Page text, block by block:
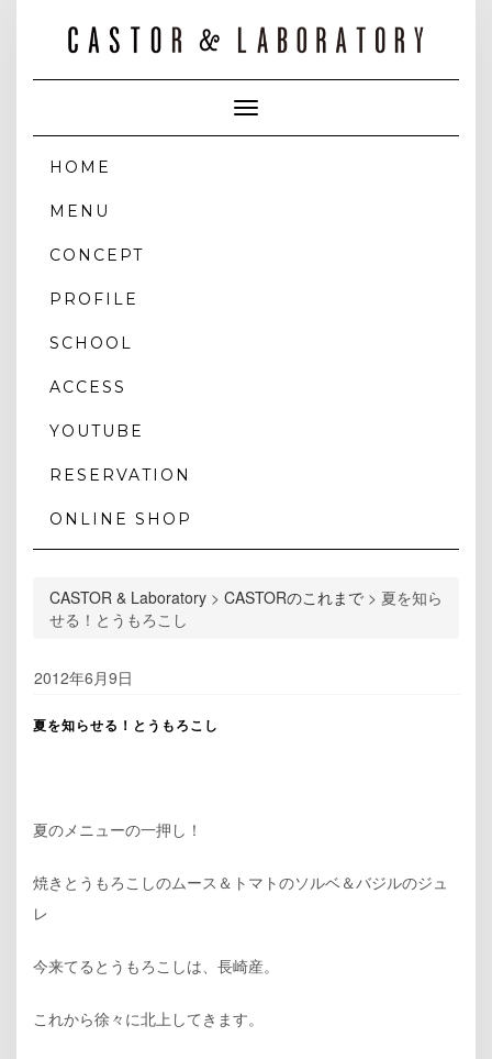
Toggle
Navigation
HOME
MENU
CONCEPT
PROFILE
SCHOOL
ACCESS
YOUTUBE
RESERVATION
ONLINE SHOP
CASTOR & Laboratory > CASTORのこれまで > 夏を知ら
せる！とうもろこし
2012年6月9日
夏を知らせる！とうもろこし
夏のメニューの一押し！
焼きとうもろこしのムース＆トマトのソルベ＆バジルのジュ
レ
今来てるとうもろこしは、長崎産。
これから徐々に北上してきます。